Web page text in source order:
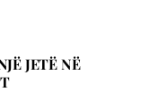
JETЁ NЁ